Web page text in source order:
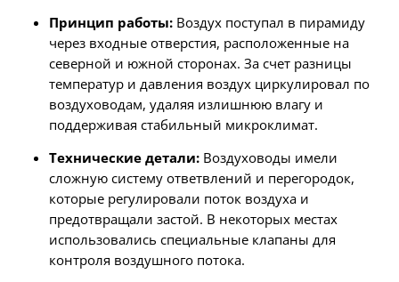
Принцип работы: Воздух поступал в пирамиду
через входные отверстия, расположенные на
северной и южной сторонах. За счет разницы
температур и давления воздух циркулировал по
воздуховодам, удаляя излишнюю влагу и
поддерживая стабильный микроклимат.
Технические детали: Воздуховоды имели
сложную систему ответвлений и перегородок,
которые регулировали поток воздуха и
предотвращали застой. В некоторых местах
использовались специальные клапаны для
контроля воздушного потока.